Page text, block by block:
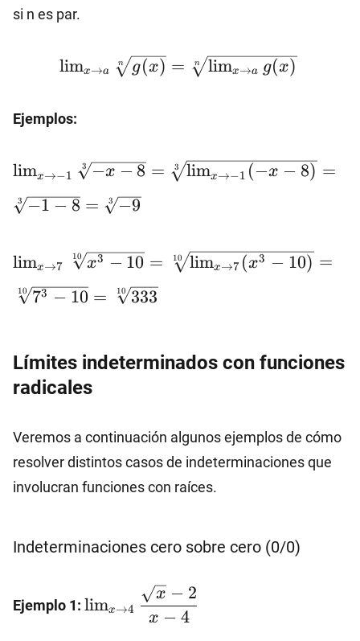
si n es par.
\lim_{x\to
a}\sqrt[n]
{\lim_{x\to a}
limx→a
n g(x) = n limx→a g(x)
Ejemplos:
\lim_{x\to
-1}\sqrt[3]{-
x-
{\lim_{x\to
-1} (-x-
8)}=\sqrt[3]
{-1-
{-9}
limx→−1
3 −x − 8 = 3 limx→−1 (−x − 8) =
3 −1 − 8 = 3 −9
\lim_{x\to
7}\sqrt[10]
{x^3-
7} (x^3-
10)}=\sqrt[10]
{333}
limx→7
10 x3 − 10 = 10 limx→7 (x3 − 10) =
10 73 − 10 = 10 333
Límites indeterminados con funciones
radicales
Veremos a continuación algunos ejemplos de cómo
resolver distintos casos de indeterminaciones que
involucran funciones con raíces.
Indeterminaciones cero sobre cero (0/0)
Ejemplo 1:
\lim_{x\to 4}
\dfrac{\sqrt{x}-2}
limx→4
x − 4
x − 2